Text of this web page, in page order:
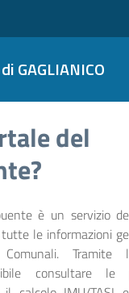
GAGLIANICO
del
è un servizio
le informazioni
Tramite
consultare le